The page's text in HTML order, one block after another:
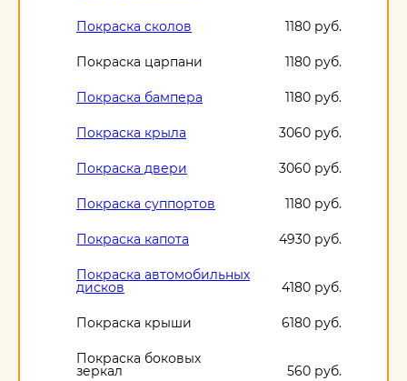
Покраска сколов 1180 руб.
Покраска царпани 1180 руб.
Покраска бампера 1180 руб.
Покраска крыла 3060 руб.
Покраска двери 3060 руб.
Покраска суппортов 1180 руб.
Покраска капота 4930 руб.
Покраска автомобильных
дисков 4180 руб.
Покраска крыши 6180 руб.
Покраска боковых
зеркал 560 руб.